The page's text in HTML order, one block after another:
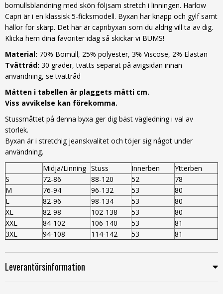
bomullsblandning med skön följsam stretch i linningen. Harlow
Capri är i en klassisk 5-ficksmodell. Byxan har knapp och gylf samt
hällor för skärp. Det här är capribyxan som du aldrig vill ta av dig.
Klicka hem dina favoriter idag så skickar vi BUMS!
Material: 70% Bomull, 25% polyester, 3% Viscose, 2% Elastan
Tvättråd: 30 grader, tvätts separat på avigsidan innan
användning, se tvättråd
Måtten i tabellen är plaggets måtti cm.
Viss avvikelse kan förekomma.
Stussmåttet på denna byxa ger dig bäst vägledning i val av
storlek.
Byxan är i stretchig jeanskvalitet och töjer sig något under
användning.
Midja/Linning Stuss Innerben
Ytterben
S
72-86 88-120 52
78
M
76-94 96-132 53
80
L
82-96 98-134 53
80
XL
82-98 102-138 53
80
XXL
84-102 106-140 53
81
3XL
94-108 114-142 53 81
Leverantörsinformation